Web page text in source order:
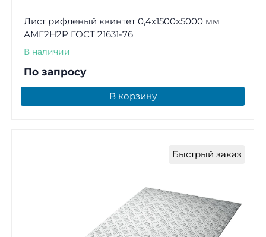
Лист рифленый квинтет 0,4х1500х5000 мм
АМГ2Н2Р ГОСТ 21631-76
В наличии
По запросу
В корзину
Быстрый заказ